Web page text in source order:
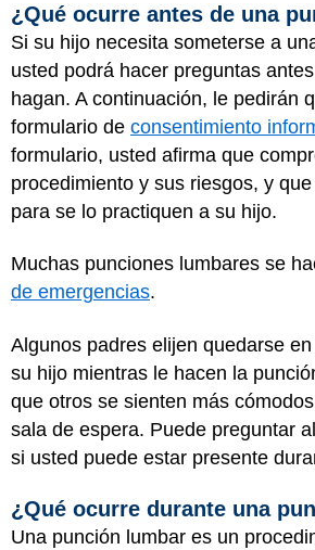
¿Qué ocurre antes de una
Si su hijo necesita someterse a
usted podrá hacer preguntas
hagan. A continuación, le pedirán
formulario de consentimiento
formulario, usted afirma que
procedimiento y sus riesgos, y
para se lo practiquen a su hijo.
Muchas punciones lumbares se
de emergencias.
Algunos padres elijen quedarse
su hijo mientras le hacen la
que otros se sienten más
sala de espera. Puede preguntar
si usted puede estar presente
¿Qué ocurre durante una
Una punción lumbar es un